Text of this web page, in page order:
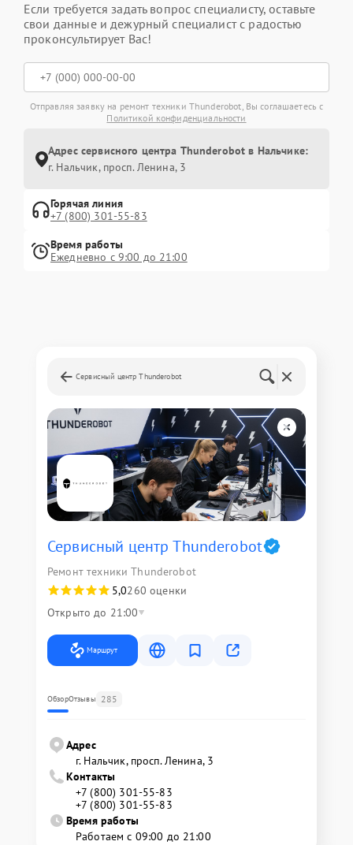
Если требуется задать вопрос специалисту, оставьте
свои данные и дежурный специалист с радостью
проконсультирует Вас!
Отправляя заявку на ремонт техники Thunderobot, Вы соглашаетесь с
Политикой конфиденциальности
Адрес сервисного центра Thunderobot в Нальчике:
г. Нальчик, просп. Ленина, 3
Горячая линия
+7 (800) 301-55-83
Время работы
Ежедневно с 9:00 до 21:00
Сервисный центр Thunderobot
Сервисный центр Thunderobot
Ремонт техники Thunderobot
5,0260 оценки
Открыто до 21:00
Маршрут
ОбзорОтзывы 285
Адрес
г. Нальчик, просп. Ленина, 3
Контакты
+7 (800) 301-55-83
+7 (800) 301-55-83
Время работы
Работаем с 09:00 до 21:00